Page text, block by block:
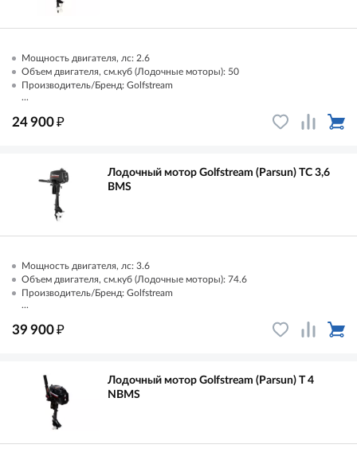
Мощность двигателя, лс: 2.6
Объем двигателя, см.куб (Лодочные моторы): 50
Производитель/Бренд: Golfstream
...
24 900₽
Лодочный мотор Golfstream (Parsun) TC 3,6
ВМS
Мощность двигателя, лс: 3.6
Объем двигателя, см.куб (Лодочные моторы): 74.6
Производитель/Бренд: Golfstream
...
39 900₽
Лодочный мотор Golfstream (Parsun) T 4
NBMS